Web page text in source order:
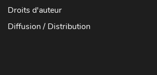
Droits d'auteur
Diffusion / Distribution